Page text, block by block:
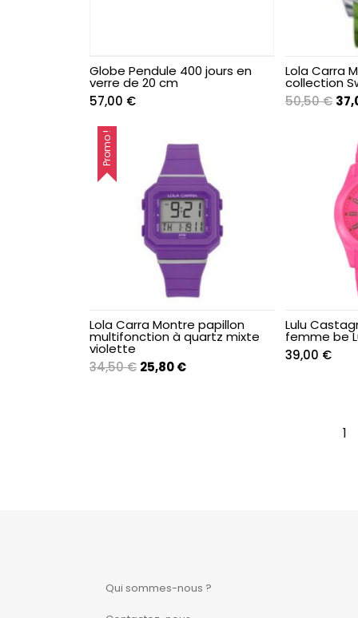
Enfant & Ado
Enfant & Ado
Enfant & Ado
Enfant & Ado
Femme
Femme
Femme
Femme
Globe Pendule 400 jours en
verre de 20 cm
57,00 €
Lola Carra
collection
50,50€ Le
Promo !
Lola Carra Montre papillon
multifonction à quartz mixte
violette
34,50€ Le
25,80€Le
Lulu
femme be
39,00 €
1
Qui sommes-nous ?